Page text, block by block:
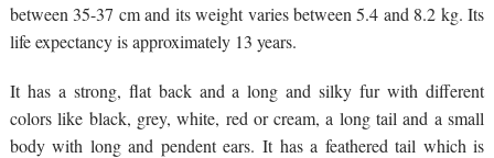
between 35-37 cm and its weight varies between 5.4 and 8.2 kg. Its
life expectancy is approximately 13 years.
It has a strong, flat back and a long and silky fur with different
colors like black, grey, white, red or cream, a long tail and a small
body with long and pendent ears. It has a feathered tail which is